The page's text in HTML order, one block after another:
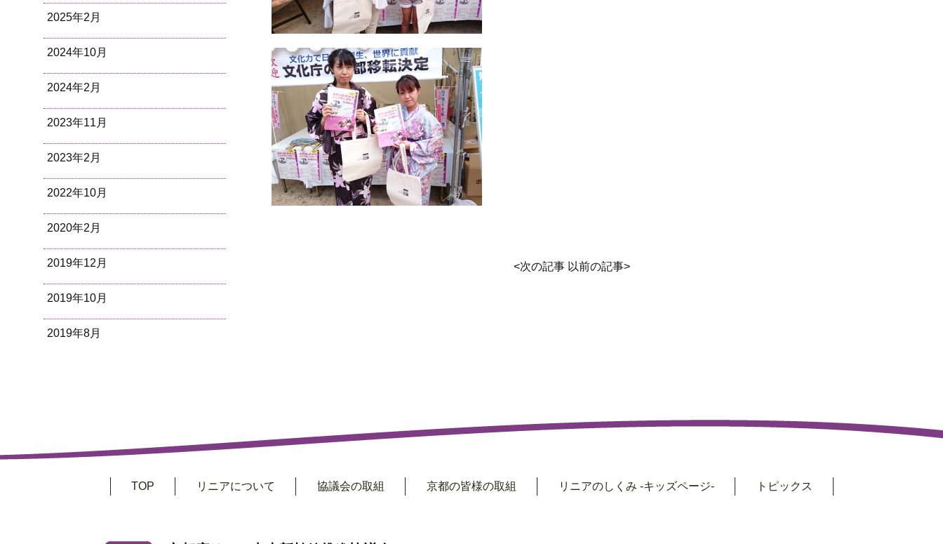
2025年2月
2024年10月
2024年2月
2023年11月
2023年2月
2022年10月
2020年2月
2019年12月
2019年10月
2019年8月
<次の記事 以前の記事>
TOP リニアについて 協議会の取組 京都の皆様の取組 リニアのしくみ -キッズページ- トピックス